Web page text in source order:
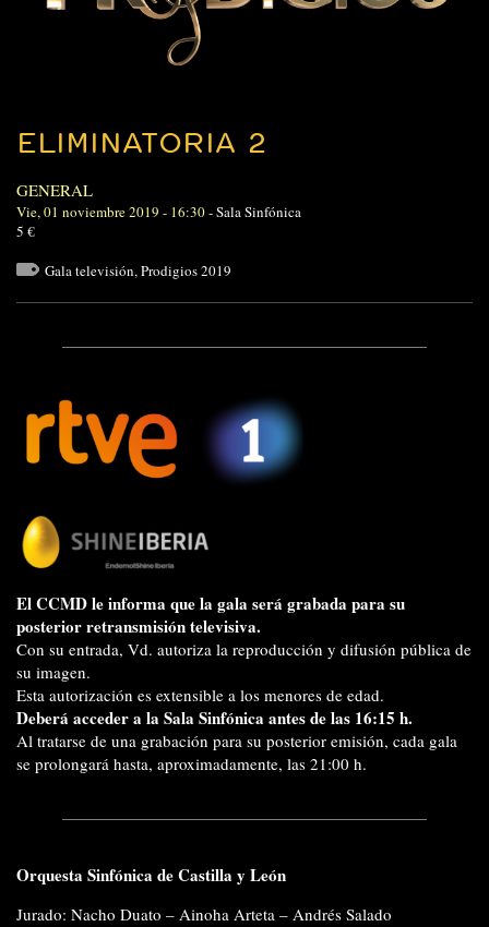
ELIMINATORIA 2
GENERAL
Vie, 01 noviembre 2019 - 16:30-Sala Sinfónica
5 €
Gala televisión,Prodigios 2019
El CCMD le informa que la gala será grabada para su
posterior retransmisión televisiva.
Con su entrada, Vd. autoriza la reproducción y difusión pública de
su imagen.
Esta autorización es extensible a los menores de edad.
Deberá acceder a la Sala Sinfónica antes de las 16:15 h.
Al tratarse de una grabación para su posterior emisión, cada gala
se prolongará hasta, aproximadamente, las 21:00 h.
Orquesta Sinfónica de Castilla y León
Jurado: Nacho Duato – Ainoha Arteta – Andrés Salado